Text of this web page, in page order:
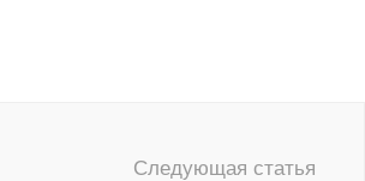
Следующая статья